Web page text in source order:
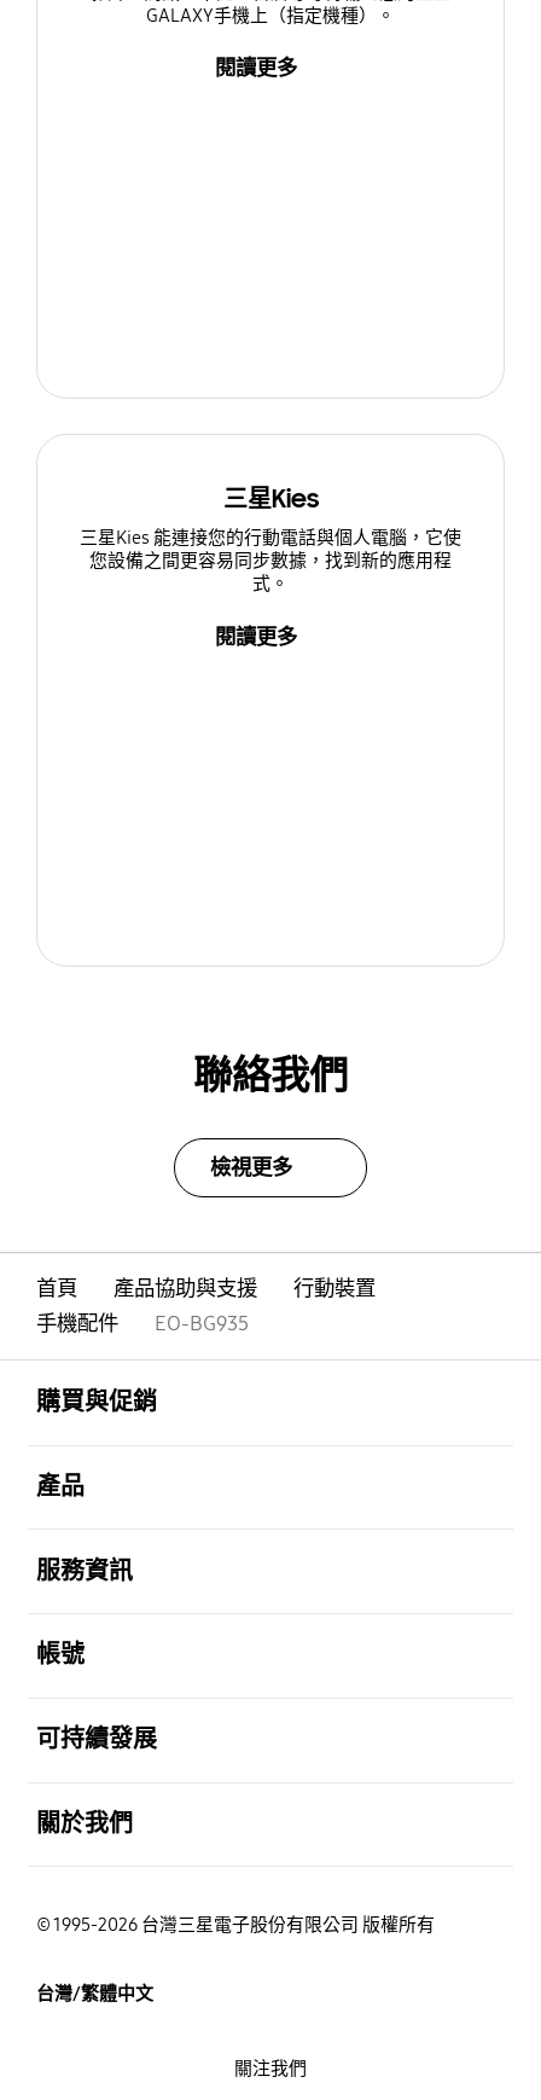
GALAXY手機上（指定機種）。
閱讀更多
三星Kies
三星Kies 能連接您的行動電話與個人電腦，它使
您設備之間更容易同步數據，找到新的應用程
式。
閱讀更多
聯絡我們
檢視更多
首頁 產品協助與支援
行動裝置
手機配件
EO-BG935
購買與促銷
產品
服務資訊
帳號
可持續發展
關於我們
© 1995-2026 台灣三星電子股份有限公司 版權所有
台灣/繁體中文
關注我們